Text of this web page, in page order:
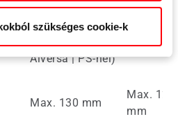
szükséges cookie-k
lehetséges
résszellőztetéses
Roto Patio
Alversa | PS-nél)
Max. 130 mm
Max. 122
mm